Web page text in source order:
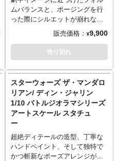
タイルに合わせた、高純度の錫
製品が生み出されており、オリ
ンは、各国から評価され、国際
的にも著名な賞を受賞し続けて
ザインとは違う、劇中の意匠を
忠実に再現しています。ABS/プ
れをおもわせる綺麗な表面加
工！美しい曲線も相まって、芸
術的です。取り外し可能な、
を側面に装備。ヘルメットを逆
さにすることで点灯するデュア
ルライトも内側に設置し、内側
（裏）でも手を抜かないディテ
ールは見どころです。
※パッケージダメージあり
ムバランスと、ポージングを行
った際にシルエットが崩れない
関節構造、その二つを兼ね備
え、更なる進化を遂げた次世代
「S.H.フィギュアーツ」シリー
ズ。ディズニープラスで配信中
が再登場。っ今回は素顔頭部
と、「ザ・チャイルド」グロー
グー、数々のオプションパーツ
が付属する豪華仕様に。各部も
2020年バージョンから大きくリ
ニューアル。グローグーをはじ
め、素顔頭部、新しい槍型武
器、グローグー用のバッグのパ
販売価格： ¥9,900
売り切れ
スターウォーズ ザ・マンダロ
リアン/ ディン・ジャリン
1/10 バトルジオラマシリーズ
アートスケール スタチュ
ー
超絶ディテールの造型、丁寧な
ハンドペイント、そして独特で
かつ斬新なポーズアレンジが魅